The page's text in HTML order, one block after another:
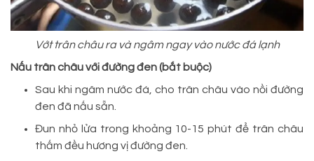
Vớt trân châu ra và ngâm ngay vào nước đá lạnh
Nấu trân châu với đường đen (bắt buộc)
Sau khi ngâm nước đá, cho trân châu vào nồi đường
đen đã nấu sẵn.
Đun nhỏ lửa trong khoảng 10-15 phút để trân châu
thấm đều hương vị đường đen.